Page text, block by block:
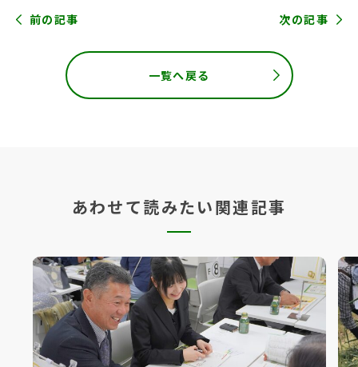
前の記事 次の記事
一覧へ戻る
あわせて読みたい関連記事